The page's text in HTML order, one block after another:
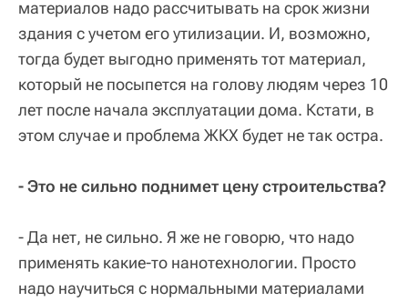
материалов надо рассчитывать на срок жизни
здания с учетом его утилизации. И, возможно,
тогда будет выгодно применять тот материал,
который не посыпется на голову людям через 10
лет после начала эксплуатации дома. Кстати, в
этом случае и проблема ЖКХ будет не так остра.
- Это не сильно поднимет цену строительства?
- Да нет, не сильно. Я же не говорю, что надо
применять какие-то нанотехнологии. Просто
надо научиться с нормальными материалами